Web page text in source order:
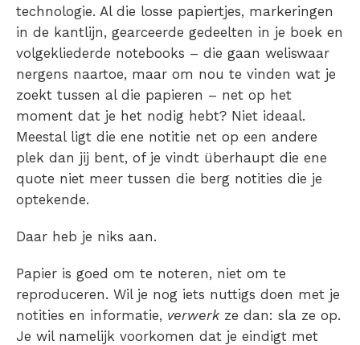
technologie. Al die losse papiertjes, markeringen
in de kantlijn, gearceerde gedeelten in je boek en
volgekliederde notebooks – die gaan weliswaar
nergens naartoe, maar om nou te vinden wat je
zoekt tussen al die papieren – net op het
moment dat je het nodig hebt? Niet ideaal.
Meestal ligt die ene notitie net op een andere
plek dan jij bent, of je vindt überhaupt die ene
quote niet meer tussen die berg notities die je
optekende.
Daar heb je niks aan.
Papier is goed om te noteren, niet om te
reproduceren. Wil je nog iets nuttigs doen met je
notities en informatie, verwerk ze dan: sla ze op.
Je wil namelijk voorkomen dat je eindigt met